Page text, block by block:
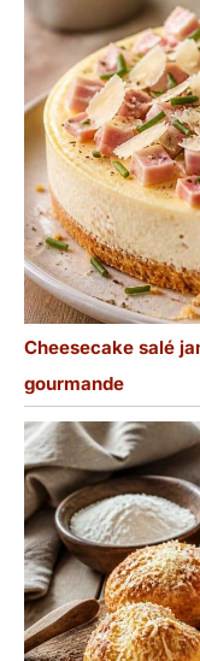
Cheesecake salé
gourmande